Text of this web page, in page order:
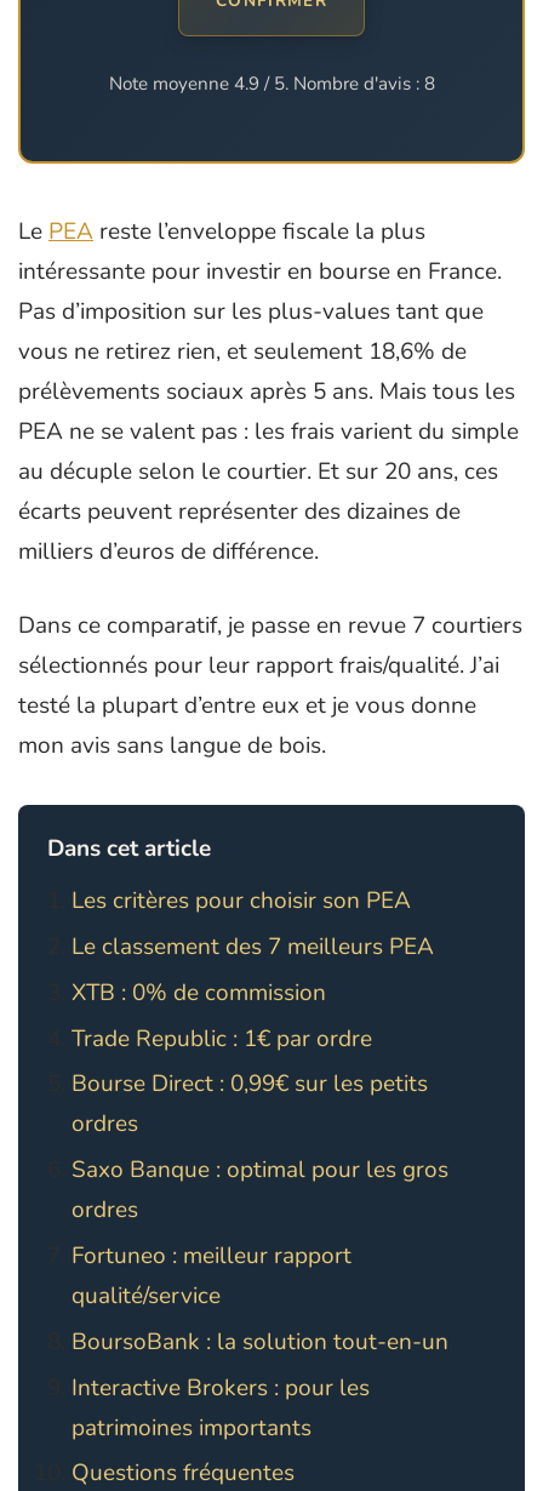
Note moyenne 4.9 / 5. Nombre d'avis : 8
Le PEA reste l’enveloppe fiscale la plus
intéressante pour investir en bourse en France.
Pas d’imposition sur les plus-values tant que
vous ne retirez rien, et seulement 18,6% de
prélèvements sociaux après 5 ans. Mais tous les
PEA ne se valent pas : les frais varient du simple
au décuple selon le courtier. Et sur 20 ans, ces
écarts peuvent représenter des dizaines de
milliers d’euros de différence.
Dans ce comparatif, je passe en revue 7 courtiers
sélectionnés pour leur rapport frais/qualité. J’ai
testé la plupart d’entre eux et je vous donne
mon avis sans langue de bois.
Dans cet article
Les critères pour choisir son PEA
Le classement des 7 meilleurs PEA
XTB : 0% de commission
Trade Republic : 1€ par ordre
Bourse Direct : 0,99€ sur les petits
ordres
Saxo Banque : optimal pour les gros
ordres
Fortuneo : meilleur rapport
qualité/service
BoursoBank : la solution tout-en-un
Interactive Brokers : pour les
patrimoines importants
Questions fréquentes